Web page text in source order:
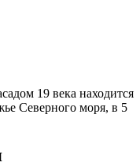
19 века находится
Северного моря, в 5